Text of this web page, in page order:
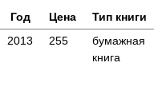
Год Цена
Тип книги
2013 255
бумажная
книга